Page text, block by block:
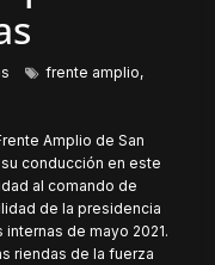
frente amplio,
Amplio de San
conducción en este
al comando de
de la presidencia
internas de mayo 2021.
riendas de la fuerza